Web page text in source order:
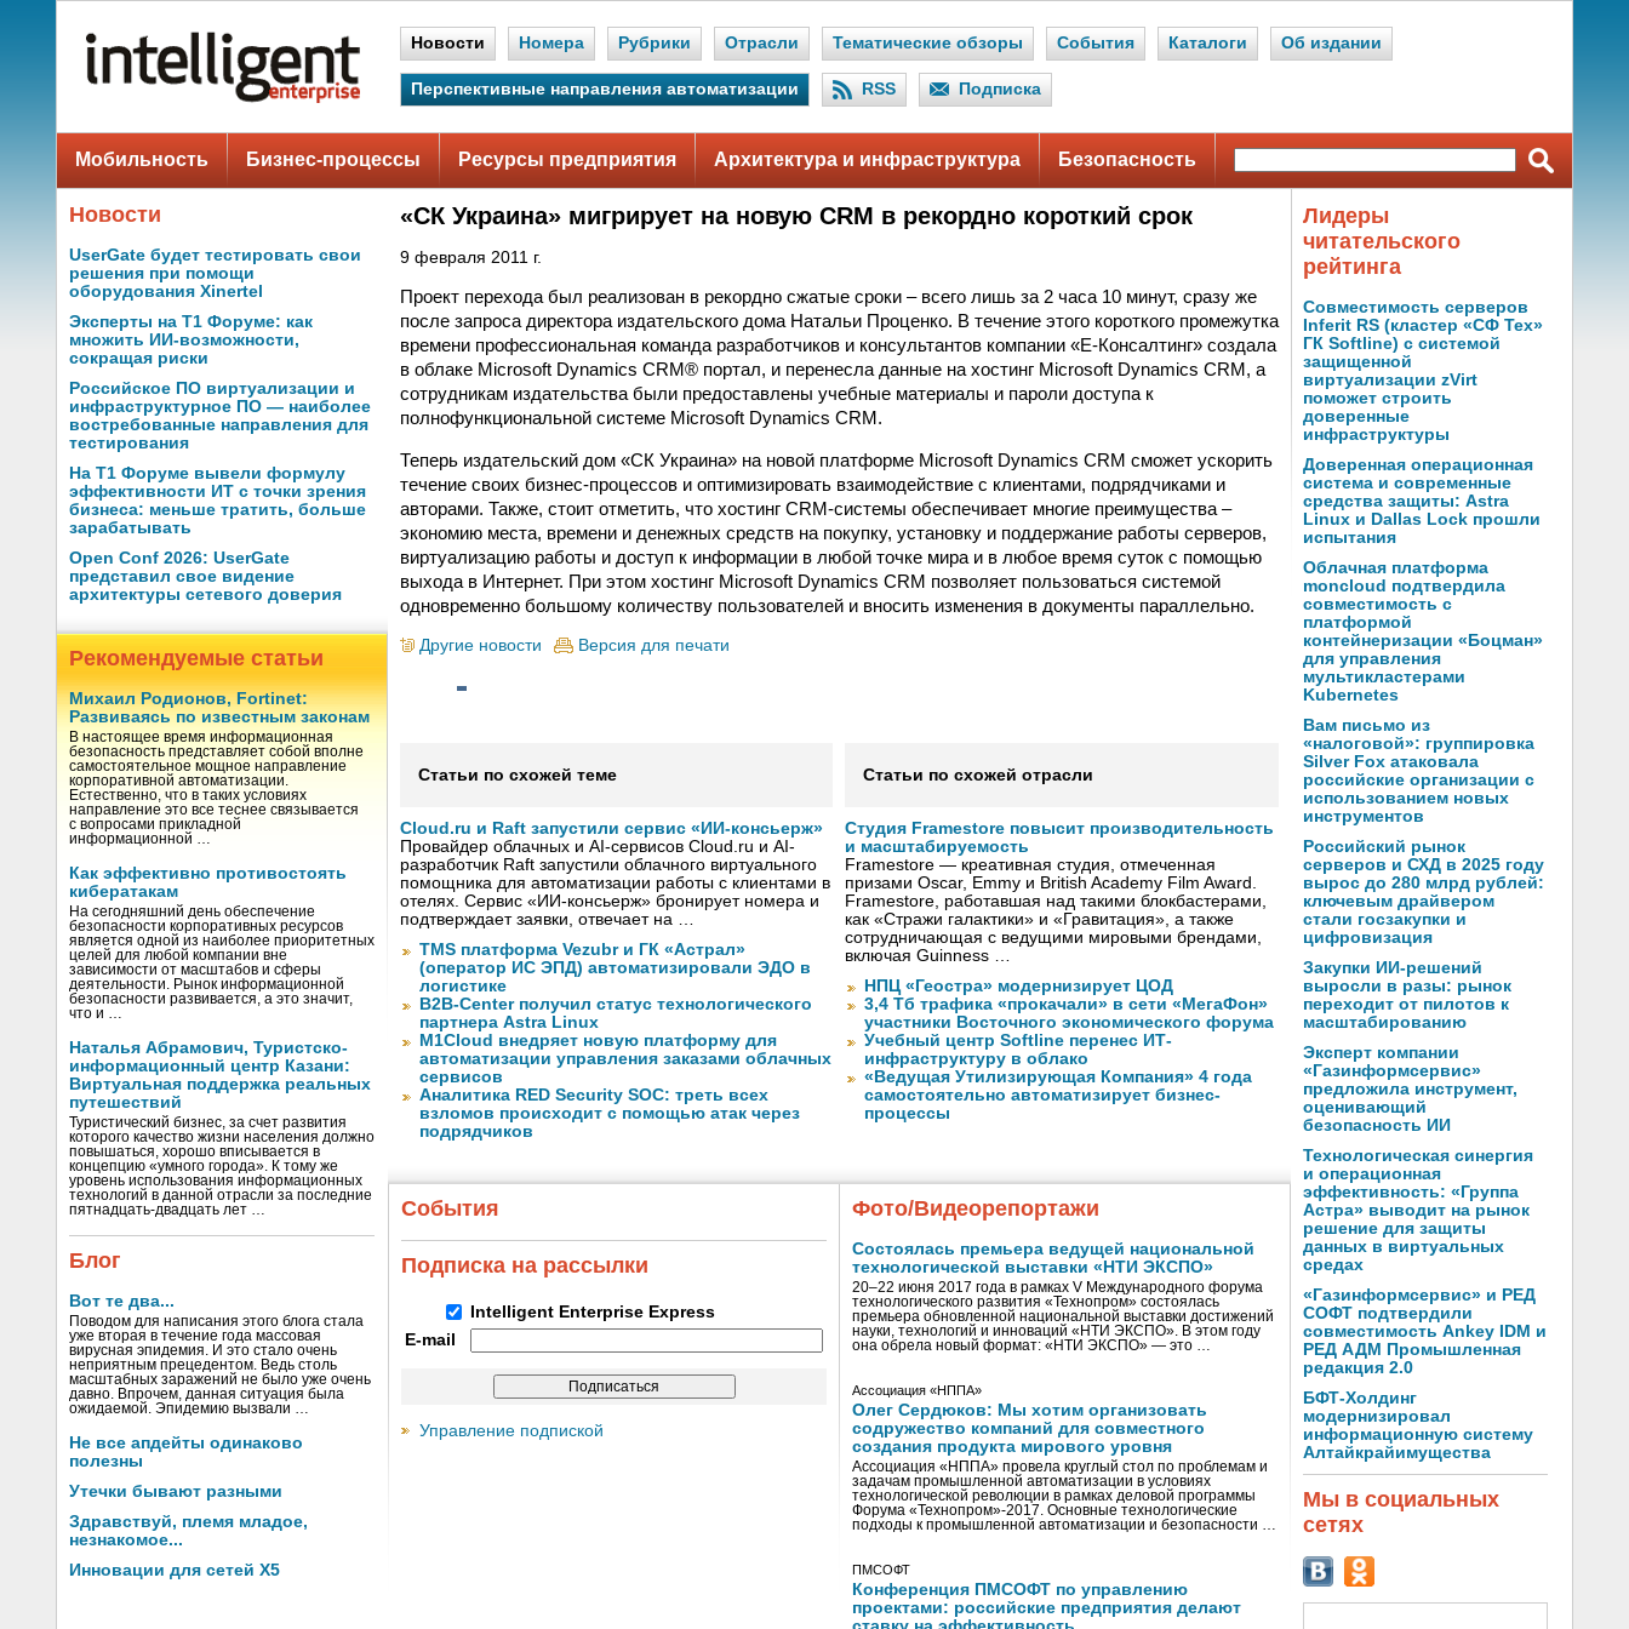
Новости Номера Рубрики Отрасли Тематические обзоры События Каталоги Об издании
Перспективные направления автоматизации RSS Подписка
Мобильность Бизнес-процессы Ресурсы предприятия Архитектура и инфраструктура Безопасность
Новости
UserGate будет тестировать свои
решения при помощи
оборудования Xinertel
Эксперты на Т1 Форуме: как
множить ИИ-возможности,
сокращая риски
Российское ПО виртуализации и
инфраструктурное ПО — наиболее
востребованные направления для
тестирования
На Т1 Форуме вывели формулу
эффективности ИТ с точки зрения
бизнеса: меньше тратить, больше
зарабатывать
Open Conf 2026: UserGate
представил свое видение
архитектуры сетевого доверия
Рекомендуемые статьи
Михаил Родионов, Fortinet:
Развиваясь по известным законам
В настоящее время информационная
безопасность представляет собой вполне
самостоятельное мощное направление
корпоративной автоматизации.
Естественно, что в таких условиях
направление это все теснее связывается
с вопросами прикладной
информационной …
Как эффективно противостоять
кибератакам
На сегодняшний день обеспечение
безопасности корпоративных ресурсов
является одной из наиболее приоритетных
целей для любой компании вне
зависимости от масштабов и сферы
деятельности. Рынок информационной
безопасности развивается, а это значит,
что и …
Наталья Абрамович, Туристско-
информационный центр Казани:
Виртуальная поддержка реальных
путешествий
Туристический бизнес, за счет развития
которого качество жизни населения должно
повышаться, хорошо вписывается в
концепцию «умного города». К тому же
уровень использования информационных
технологий в данной отрасли за последние
пятнадцать-двадцать лет …
Блог
Вот те два...
Поводом для написания этого блога стала
уже вторая в течение года массовая
вирусная эпидемия. И это стало очень
неприятным прецедентом. Ведь столь
масштабных заражений не было уже очень
давно. Впрочем, данная ситуация была
ожидаемой. Эпидемию вызвали …
Не все апдейты одинаково
полезны
Утечки бывают разными
Здравствуй, племя младое,
незнакомое...
Инновации для сетей X5
«СК Украина» мигрирует на новую CRM в рекордно короткий срок
9 февраля 2011 г.
Проект перехода был реализован в рекордно сжатые сроки – всего лишь за 2 часа 10 минут, сразу же
после запроса директора издательского дома Натальи Проценко. В течение этого короткого промежутка
времени профессиональная команда разработчиков и консультантов компании «Е-Консалтинг» создала
в облаке Microsoft Dynamics CRM® портал, и перенесла данные на хостинг Microsoft Dynamics CRM, а
сотрудникам издательства были предоставлены учебные материалы и пароли доступа к
полнофункциональной системе Microsoft Dynamics CRM.
Теперь издательский дом «СК Украина» на новой платформе Microsoft Dynamics CRM сможет ускорить
течение своих бизнес-процессов и оптимизировать взаимодействие с клиентами, подрядчиками и
авторами. Также, стоит отметить, что хостинг CRM-системы обеспечивает многие преимущества –
экономию места, времени и денежных средств на покупку, установку и поддержание работы серверов,
виртуализацию работы и доступ к информации в любой точке мира и в любое время суток с помощью
выхода в Интернет. При этом хостинг Microsoft Dynamics CRM позволяет пользоваться системой
одновременно большому количеству пользователей и вносить изменения в документы параллельно.
Другие новости Версия для печати
Статьи по схожей теме
Cloud.ru и Raft запустили сервис «ИИ-консьерж»
Провайдер облачных и AI-сервисов Cloud.ru и AI-
разработчик Raft запустили облачного виртуального
помощника для автоматизации работы с клиентами в
отелях. Сервис «ИИ-консьерж» бронирует номера и
подтверждает заявки, отвечает на …
TMS платформа Vezubr и ГК «Астрал»
(оператор ИС ЭПД) автоматизировали ЭДО в
логистике
B2B-Center получил статус технологического
партнера Astra Linux
M1Cloud внедряет новую платформу для
автоматизации управления заказами облачных
сервисов
Аналитика RED Security SOC: треть всех
взломов происходит с помощью атак через
подрядчиков
Статьи по схожей отрасли
Студия Framestore повысит производительность
и масштабируемость
Framestore — креативная студия, отмеченная
призами Oscar, Emmy и British Academy Film Award.
Framestore, работавшая над такими блокбастерами,
как «Стражи галактики» и «Гравитация», a также
сотрудничающая с ведущими мировыми брендами,
включая Guinness …
НПЦ «Геостра» модернизирует ЦОД
3,4 Тб трафика «прокачали» в сети «МегаФон»
участники Восточного экономического форума
Учебный центр Softline перенес ИТ-
инфраструктуру в облако
«Ведущая Утилизирующая Компания» 4 года
самостоятельно автоматизирует бизнес-
процессы
События
Подписка на рассылки
Intelligent Enterprise Express
E-mail
Управление подпиской
Фото/Видеорепортажи
Состоялась премьера ведущей национальной
технологической выставки «НТИ ЭКСПО»
20–22 июня 2017 года в рамках V Международного форума
технологического развития «Технопром» состоялась
премьера обновленной национальной выставки достижений
науки, технологий и инноваций «НТИ ЭКСПО». В этом году
она обрела новый формат: «НТИ ЭКСПО» — это …
Ассоциация «НППА»
Олег Сердюков: Мы хотим организовать
содружество компаний для совместного
создания продукта мирового уровня
Ассоциация «НППА» провела круглый стол по проблемам и
задачам промышленной автоматизации в условиях
технологической революции в рамках деловой программы
Форума «Технопром»-2017. Основные технологические
подходы к промышленной автоматизации и безопасности …
ПМСОФТ
Конференция ПМСОФТ по управлению
проектами: российские предприятия делают
Лидеры
читательского
рейтинга
Совместимость серверов
Inferit RS (кластер «СФ Тех»
ГК Softline) с системой
защищенной
виртуализации zVirt
поможет строить
доверенные
инфраструктуры
Доверенная операционная
система и современные
средства защиты: Astra
Linux и Dallas Lock прошли
испытания
Облачная платформа
moncloud подтвердила
совместимость с
платформой
контейнеризации «Боцман»
для управления
мультикластерами
Kubernetes
Вам письмо из
«налоговой»: группировка
Silver Fox атаковала
российские организации с
использованием новых
инструментов
Российский рынок
серверов и СХД в 2025 году
вырос до 280 млрд рублей:
ключевым драйвером
стали госзакупки и
цифровизация
Закупки ИИ-решений
выросли в разы: рынок
переходит от пилотов к
масштабированию
Эксперт компании
«Газинформсервис»
предложила инструмент,
оценивающий
безопасность ИИ
Технологическая синергия
и операционная
эффективность: «Группа
Астра» выводит на рынок
решение для защиты
данных в виртуальных
средах
«Газинформсервис» и РЕД
СОФТ подтвердили
совместимость Ankey IDM и
РЕД АДМ Промышленная
редакция 2.0
БФТ-Холдинг
модернизировал
информационную систему
Алтайкрайимущества
Мы в социальных
сетях